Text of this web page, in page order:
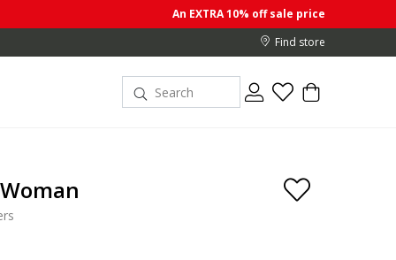
An EXTRA 10% off sale prices when you buy 2 or
Find store